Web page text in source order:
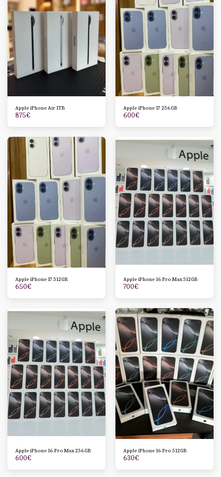
Apple iPhone Air 1TB
875€
Apple iPhone 17 256GB
600€
Apple iPhone 17 512GB
650€
Apple iPhone 16 Pro Max 512GB
700€
Apple iPhone 16 Pro Max 256GB
600€
Apple iPhone 16 Pro 512GB
630€